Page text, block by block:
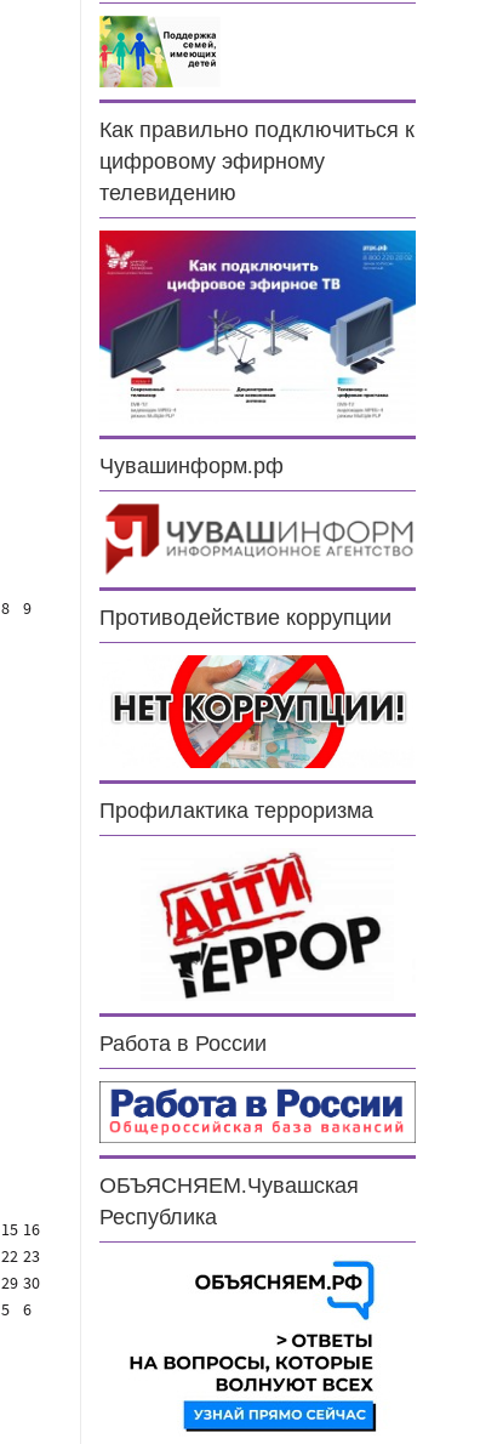
8 9
15 16
22 23
29 30
5 6
Как правильно подключиться к
цифровому эфирному
телевидению
Чувашинформ.рф
Противодействие коррупции
Профилактика терроризма
Работа в России
ОБЪЯСНЯЕМ.Чувашская
Республика